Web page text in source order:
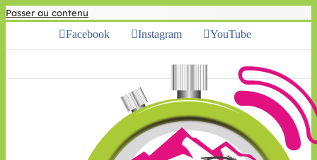
Passer au contenu
Facebook Instagram YouTube